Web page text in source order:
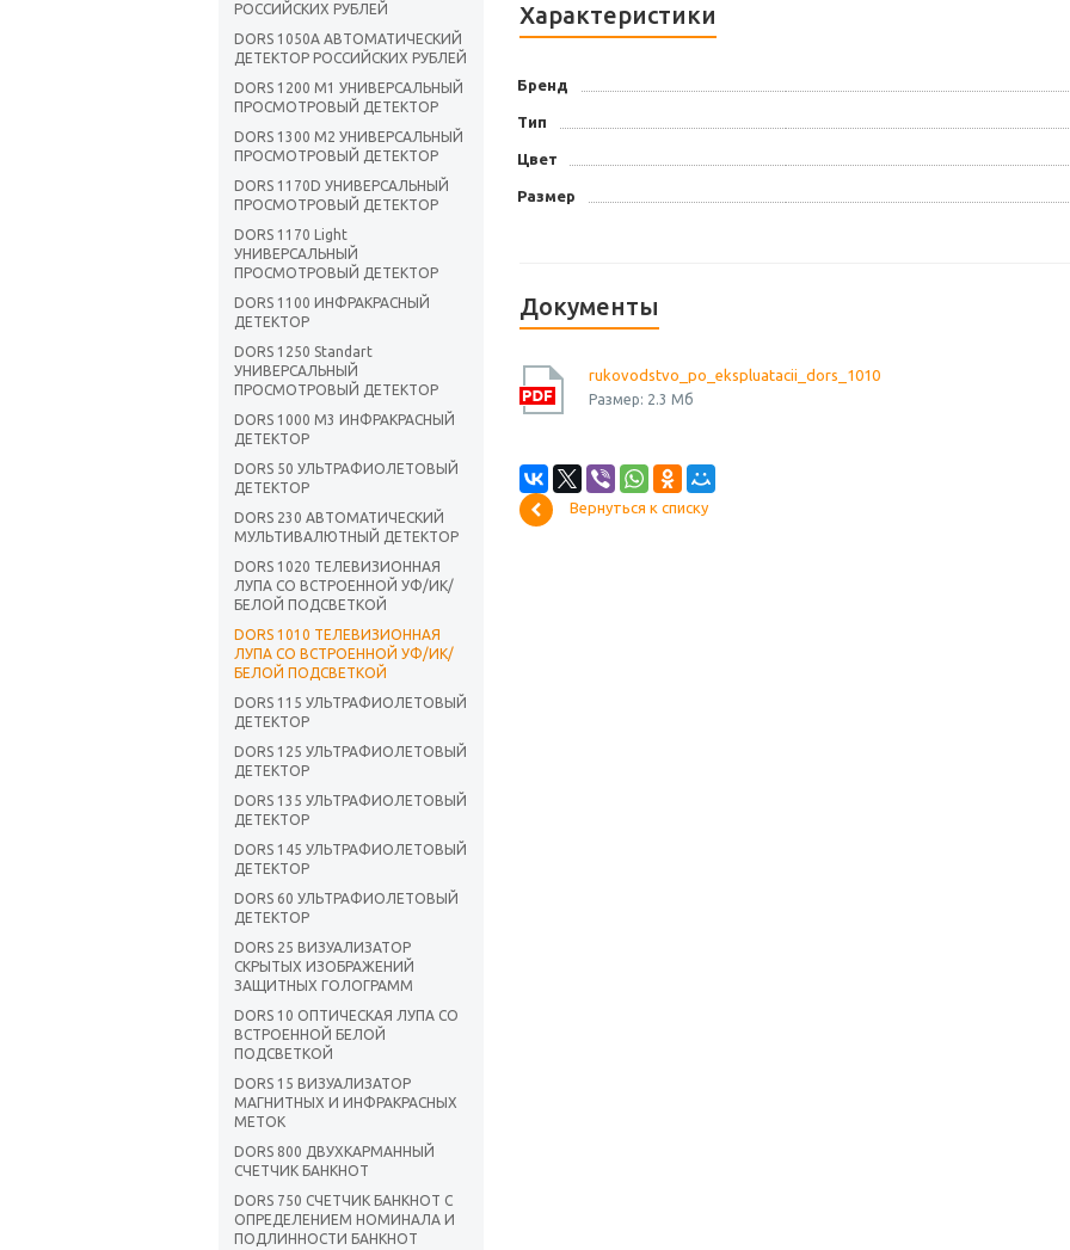
РОССИЙСКИХ РУБЛЕЙ
DORS 1050A АВТОМАТИЧЕСКИЙ
ДЕТЕКТОР РОССИЙСКИХ РУБЛЕЙ
DORS 1200 M1 УНИВЕРСАЛЬНЫЙ
ПРОСМОТРОВЫЙ ДЕТЕКТОР
DORS 1300 М2 УНИВЕРСАЛЬНЫЙ
ПРОСМОТРОВЫЙ ДЕТЕКТОР
DORS 1170D УНИВЕРСАЛЬНЫЙ
ПРОСМОТРОВЫЙ ДЕТЕКТОР
DORS 1170 Light
УНИВЕРСАЛЬНЫЙ
ПРОСМОТРОВЫЙ ДЕТЕКТОР
DORS 1100 ИНФРАКРАСНЫЙ
ДЕТЕКТОР
DORS 1250 Standart
УНИВЕРСАЛЬНЫЙ
ПРОСМОТРОВЫЙ ДЕТЕКТОР
DORS 1000 M3 ИНФРАКРАСНЫЙ
ДЕТЕКТОР
DORS 50 УЛЬТРАФИОЛЕТОВЫЙ
ДЕТЕКТОР
DORS 230 АВТОМАТИЧЕСКИЙ
МУЛЬТИВАЛЮТНЫЙ ДЕТЕКТОР
DORS 1020 ТЕЛЕВИЗИОННАЯ
ЛУПА СО ВСТРОЕННОЙ УФ/ИК/
БЕЛОЙ ПОДСВЕТКОЙ
DORS 1010 ТЕЛЕВИЗИОННАЯ
ЛУПА СО ВСТРОЕННОЙ УФ/ИК/
БЕЛОЙ ПОДСВЕТКОЙ
DORS 115 УЛЬТРАФИОЛЕТОВЫЙ
ДЕТЕКТОР
DORS 125 УЛЬТРАФИОЛЕТОВЫЙ
ДЕТЕКТОР
DORS 135 УЛЬТРАФИОЛЕТОВЫЙ
ДЕТЕКТОР
DORS 145 УЛЬТРАФИОЛЕТОВЫЙ
ДЕТЕКТОР
DORS 60 УЛЬТРАФИОЛЕТОВЫЙ
ДЕТЕКТОР
DORS 25 ВИЗУАЛИЗАТОР
СКРЫТЫХ ИЗОБРАЖЕНИЙ
ЗАЩИТНЫХ ГОЛОГРАММ
DORS 10 ОПТИЧЕСКАЯ ЛУПА СО
ВСТРОЕННОЙ БЕЛОЙ
ПОДСВЕТКОЙ
DORS 15 ВИЗУАЛИЗАТОР
МАГНИТНЫХ И ИНФРАКРАСНЫХ
МЕТОК
DORS 800 ДВУХКАРМАННЫЙ
СЧЕТЧИК БАНКНОТ
DORS 750 СЧЕТЧИК БАНКНОТ С
ОПРЕДЕЛЕНИЕМ НОМИНАЛА И
ПОДЛИННОСТИ БАНКНОТ
Характеристики
Бренд
Тип
Цвет
Размер
Документы
rukovodstvo_po_ekspluatacii_dors_1010
Размер: 2.3 Мб
Вернуться к списку